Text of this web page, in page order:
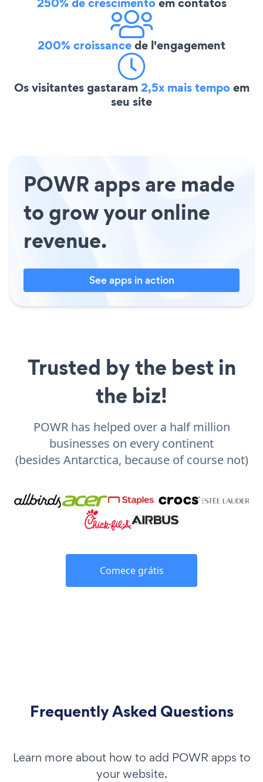
200% croissancede l'engagement
Os visitantes gastaram2,5x mais tempoem
seu site
POWR apps are made
to grow your online
revenue.
See apps in action
Trusted by the best in
the biz!
POWR has helped over a half million
businesses on every continent
(besides Antarctica, because of course not)
Comece grátis
Frequently Asked Questions
Learn more about how to add POWR apps to
your website.